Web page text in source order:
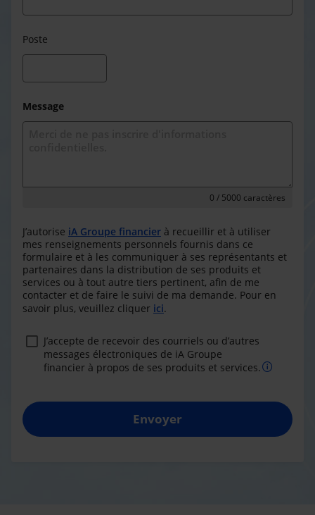
Poste
Message
0 / 5000 caractères
J’autorise iA Groupe financier à recueillir et à utiliser
mes renseignements personnels fournis dans ce
formulaire et à les communiquer à ses représentants et
partenaires dans la distribution de ses produits et
services ou à tout autre tiers pertinent, afin de me
contacter et de faire le suivi de ma demande. Pour en
savoir plus, veuillez cliquer ici.
J’accepte de recevoir des courriels ou d’autres
messages électroniques de iA Groupe
financier à propos de ses produits et services.
Envoyer